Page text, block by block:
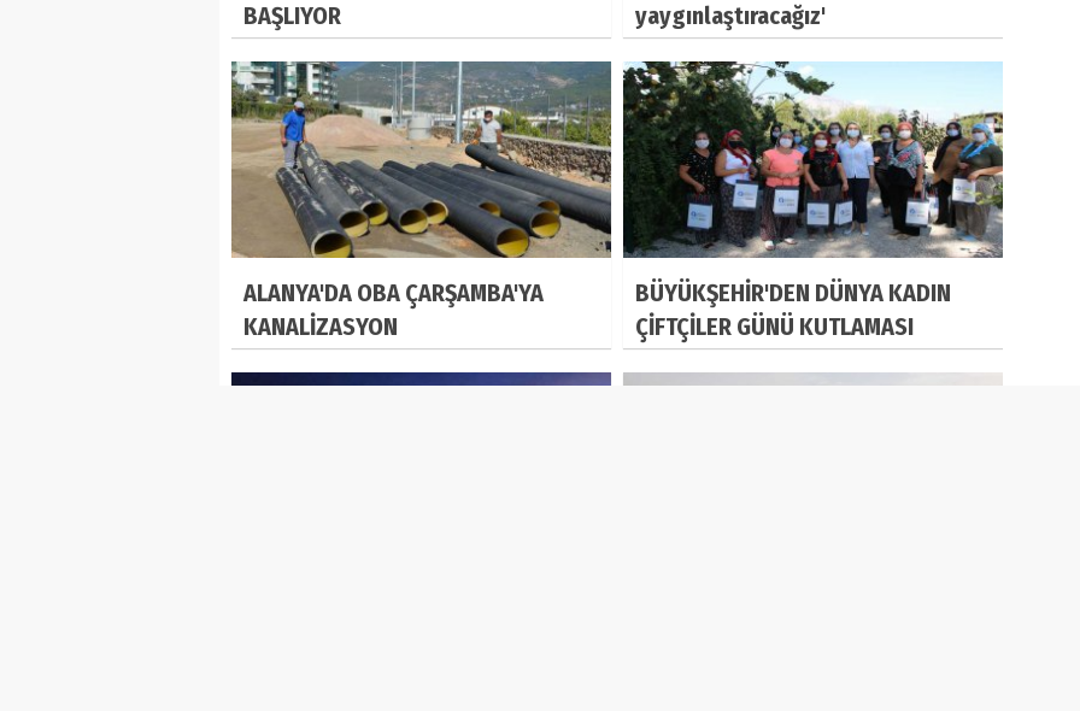
BAŞLIYOR
yaygınlaştıracağız'
ALANYA'DA OBA ÇARŞAMBA'YA
KANALİZASYON
BÜYÜKŞEHİR'DEN DÜNYA KADIN
ÇİFTÇİLER GÜNÜ KUTLAMASI